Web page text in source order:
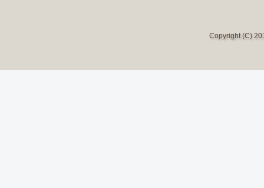
Copyright (C)